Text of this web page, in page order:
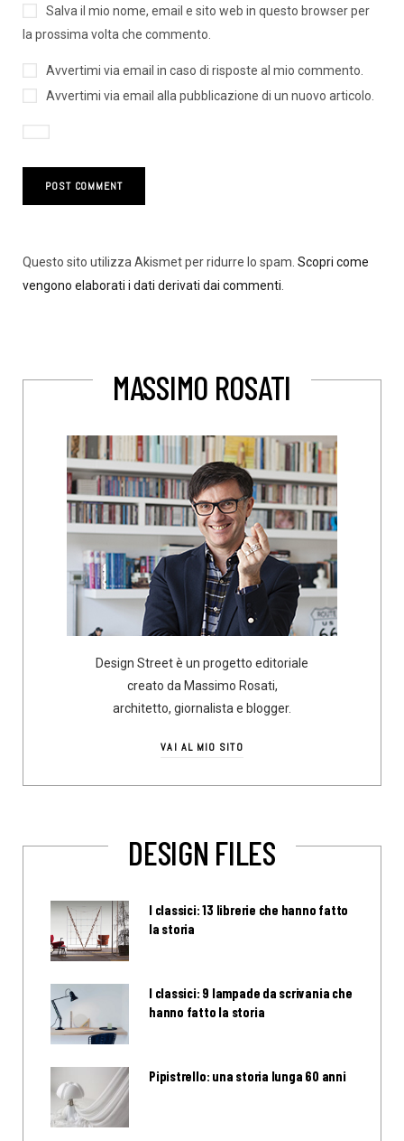
Salva il mio nome, email e sito web in questo browser per
la prossima volta che commento.
Avvertimi via email in caso di risposte al mio commento.
Avvertimi via email alla pubblicazione di un nuovo articolo.
Questo sito utilizza Akismet per ridurre lo spam. Scopri come
vengono elaborati i dati derivati dai commenti
MASSIMO ROSATI
Design Street è un progetto editoriale
creato da Massimo Rosati,
architetto, giornalista e blogger.
VAI AL MIO SITO
DESIGN FILES
I classici: 13 librerie che hanno fatto
la storia
I classici: 9 lampade da scrivania che
hanno fatto la storia
Pipistrello: una storia lunga 60 anni